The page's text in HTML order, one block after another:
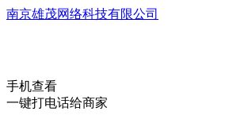
南京雄茂网络科技有限公司
手机查看
一键打电话给商家